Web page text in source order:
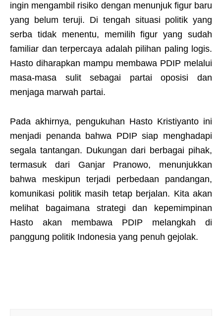
ingin mengambil risiko dengan menunjuk figur baru
yang belum teruji. Di tengah situasi politik yang
serba tidak menentu, memilih figur yang sudah
familiar dan terpercaya adalah pilihan paling logis.
Hasto diharapkan mampu membawa PDIP melalui
masa-masa sulit sebagai partai oposisi dan
menjaga marwah partai.
Pada akhirnya, pengukuhan Hasto Kristiyanto ini
menjadi penanda bahwa PDIP siap menghadapi
segala tantangan. Dukungan dari berbagai pihak,
termasuk dari Ganjar Pranowo, menunjukkan
bahwa meskipun terjadi perbedaan pandangan,
komunikasi politik masih tetap berjalan. Kita akan
melihat bagaimana strategi dan kepemimpinan
Hasto akan membawa PDIP melangkah di
panggung politik Indonesia yang penuh gejolak.